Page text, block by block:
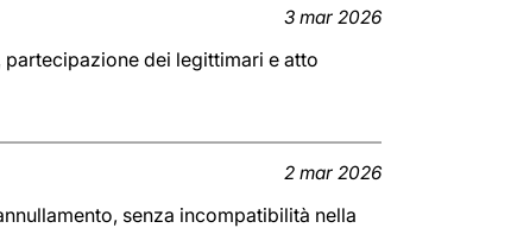
3 mar 2026
dei legittimari e atto
2 mar 2026
senza incompatibilità nella